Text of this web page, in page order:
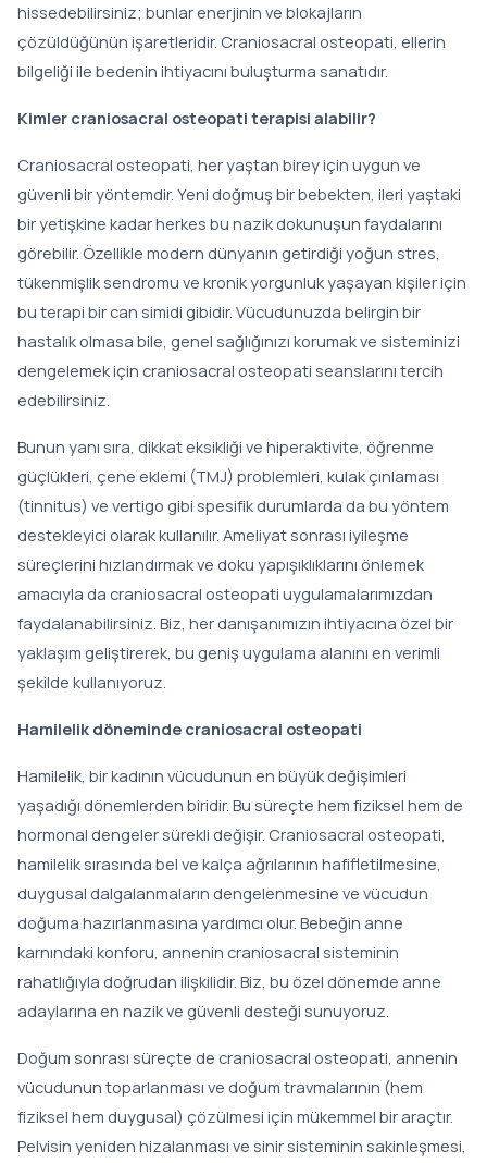
hissedebilirsiniz; bunlar enerjinin ve blokajların
çözüldüğünün işaretleridir. Craniosacral osteopati, ellerin
bilgeliği ile bedenin ihtiyacını buluşturma sanatıdır.
Kimler craniosacral osteopati terapisi alabilir?
Craniosacral osteopati, her yaştan birey için uygun ve
güvenli bir yöntemdir. Yeni doğmuş bir bebekten, ileri yaştaki
bir yetişkine kadar herkes bu nazik dokunuşun faydalarını
görebilir. Özellikle modern dünyanın getirdiği yoğun stres,
tükenmişlik sendromu ve kronik yorgunluk yaşayan kişiler için
bu terapi bir can simidi gibidir. Vücudunuzda belirgin bir
hastalık olmasa bile, genel sağlığınızı korumak ve sisteminizi
dengelemek için craniosacral osteopati seanslarını tercih
edebilirsiniz.
Bunun yanı sıra, dikkat eksikliği ve hiperaktivite, öğrenme
güçlükleri, çene eklemi (TMJ) problemleri, kulak çınlaması
(tinnitus) ve vertigo gibi spesifik durumlarda da bu yöntem
destekleyici olarak kullanılır. Ameliyat sonrası iyileşme
süreçlerini hızlandırmak ve doku yapışıklıklarını önlemek
amacıyla da craniosacral osteopati uygulamalarımızdan
faydalanabilirsiniz. Biz, her danışanımızın ihtiyacına özel bir
yaklaşım geliştirerek, bu geniş uygulama alanını en verimli
şekilde kullanıyoruz.
Hamilelik döneminde craniosacral osteopati
Hamilelik, bir kadının vücudunun en büyük değişimleri
yaşadığı dönemlerden biridir. Bu süreçte hem fiziksel hem de
hormonal dengeler sürekli değişir. Craniosacral osteopati,
hamilelik sırasında bel ve kalça ağrılarının hafifletilmesine,
duygusal dalgalanmaların dengelenmesine ve vücudun
doğuma hazırlanmasına yardımcı olur. Bebeğin anne
karnındaki konforu, annenin craniosacral sisteminin
rahatlığıyla doğrudan ilişkilidir. Biz, bu özel dönemde anne
adaylarına en nazik ve güvenli desteği sunuyoruz.
Doğum sonrası süreçte de craniosacral osteopati, annenin
vücudunun toparlanması ve doğum travmalarının (hem
fiziksel hem duygusal) çözülmesi için mükemmel bir araçtır.
Pelvisin yeniden hizalanması ve sinir sisteminin sakinleşmesi,